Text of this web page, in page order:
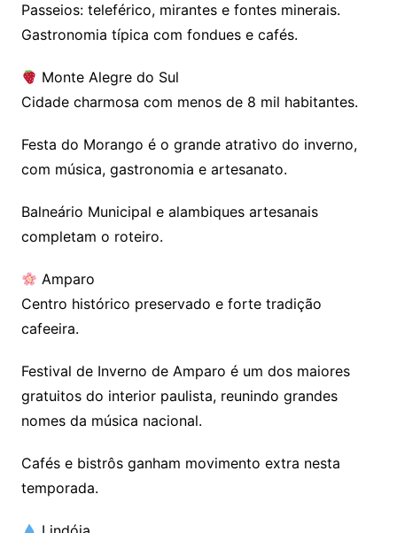
Passeios: teleférico, mirantes e fontes minerais.
Gastronomia típica com fondues e cafés.
Monte Alegre do Sul
Cidade charmosa com menos de 8 mil habitantes.
Festa do Morango é o grande atrativo do inverno,
com música, gastronomia e artesanato.
Balneário Municipal e alambiques artesanais
completam o roteiro.
Amparo
Centro histórico preservado e forte tradição
cafeeira.
Festival de Inverno de Amparo é um dos maiores
gratuitos do interior paulista, reunindo grandes
nomes da música nacional.
Cafés e bistrôs ganham movimento extra nesta
temporada.